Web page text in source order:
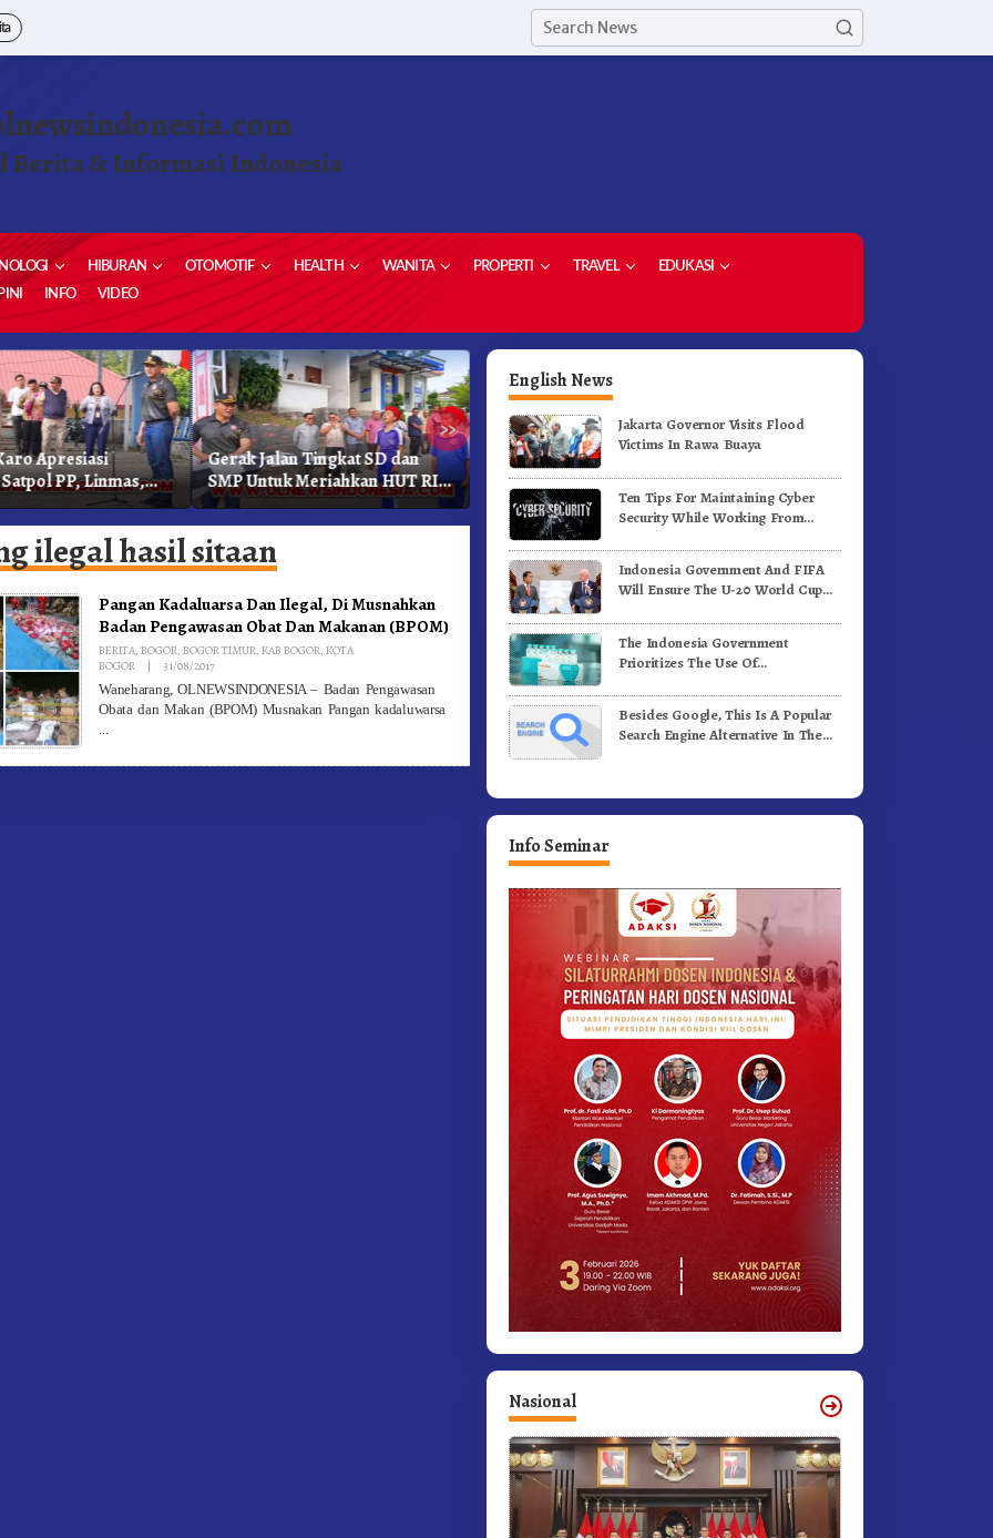
Berita & Informasi Indonesia
HIBURAN OTOMOTIF HEALTH WANITA PROPERTI TRAVEL
EDUKASI
INFO VIDEO
»
Apresiasi
PP, Linmas,
Kebakaran
Gerak Jalan Tingkat SD dan
SMP Untuk Meriahkan HUT RI
Ke-81 Dibuka Sekda Karo
Ketua Demokrat Kabupaten
Karo Pimpin Laskar Biru
Bergerak.!
Pemkab Karo Gelar Gerak
Jalan Kemerdekaan.!
ilegal hasil sitaan
Pangan Kadaluarsa Dan Ilegal, Di Musnahkan
Badan Pengawasan Obat Dan Makanan (BPOM)
BERITA,BOGOR,BOGOR TIMUR,KAB BOGOR,KOTA
BOGOR
| 31/08/2017By
Waneharang, OLNEWSINDONESIA – Badan Pengawasan
Obata dan Makan (BPOM) Musnakan Pangan kadaluwarsa
English News
Jakarta Governor Visits Flood
Victims In Rawa Buaya
Ten Tips For Maintaining Cyber
Security While Working From
Indonesia Government And FIFA
Will Ensure The U-20 World Cup
Standards
The Indonesia Government
Prioritizes The Use Of
Vaccines
Besides Google, This Is A Popular
Search Engine Alternative In The
Info Seminar
Nasional